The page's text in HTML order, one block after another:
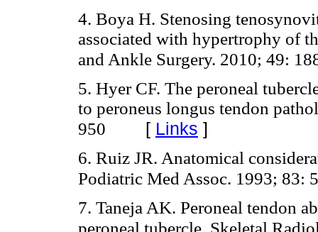
4. Boya H. Stenosing
associated with hypertrophy of
and Ankle Surgery. 2010; 49:
5. Hyer CF. The peroneal
to peroneus longus tendon
950 [ Links ]
6. Ruiz JR. Anatomical
Podiatric Med Assoc. 1993; 83:
7. Taneja AK. Peroneal tendon